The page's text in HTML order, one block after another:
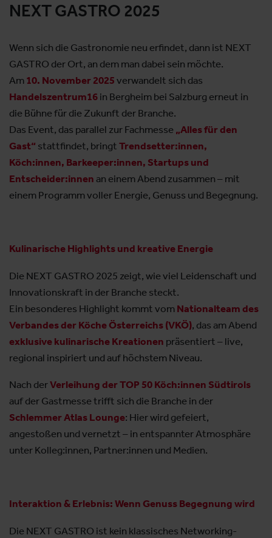
NEXT GASTRO 2025
Wenn sich die Gastronomie neu erfindet, dann ist NEXT
GASTRO der Ort, an dem man dabei sein möchte.
Am 10. November 2025 verwandelt sich das
Handelszentrum16 in Bergheim bei Salzburg erneut in
die Bühne für die Zukunft der Branche.
Das Event, das parallel zur Fachmesse „Alles für den
Gast“ stattfindet, bringt Trendsetter:innen,
Köch:innen, Barkeeper:innen, Startups und
Entscheider:innen an einem Abend zusammen – mit
einem Programm voller Energie, Genuss und Begegnung.
Kulinarische Highlights und kreative Energie
Die NEXT GASTRO 2025 zeigt, wie viel Leidenschaft und
Innovationskraft in der Branche steckt.
Ein besonderes Highlight kommt vom Nationalteam des
Verbandes der Köche Österreichs (VKÖ), das am Abend
exklusive kulinarische Kreationen präsentiert – live,
regional inspiriert und auf höchstem Niveau.
Nach derVerleihung der TOP 50 Köch:innen Südtirols
auf der Gastmesse trifft sich die Branche in der
Schlemmer Atlas Lounge: Hier wird gefeiert,
angestoßen und vernetzt – in entspannter Atmosphäre
unter Kolleg:innen, Partner:innen und Medien.
Interaktion & Erlebnis: Wenn Genuss Begegnung wird
Die NEXT GASTRO ist kein klassisches Networking-